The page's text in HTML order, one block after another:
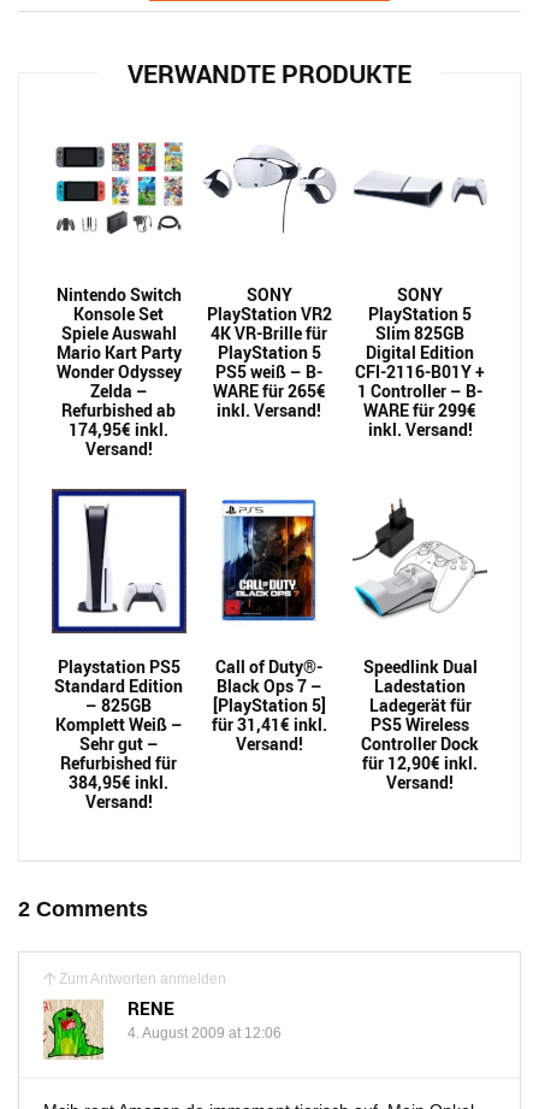
VERWANDTE PRODUKTE
Nintendo Switch
Konsole Set
Spiele Auswahl
Mario Kart Party
Wonder Odyssey
Zelda –
Refurbished ab
174,95€ inkl.
Versand!
SONY
PlayStation VR2
4K VR-Brille für
PlayStation 5
PS5 weiß – B-
WARE für 265€
inkl. Versand!
SONY
PlayStation 5
Slim 825GB
Digital Edition
CFI-2116-B01Y +
1 Controller – B-
WARE für 299€
inkl. Versand!
Playstation PS5
Standard Edition
– 825GB
Komplett Weiß –
Sehr gut –
Refurbished für
384,95€ inkl.
Versand!
Call of Duty®-
Black Ops 7 –
[PlayStation 5]
für 31,41€ inkl.
Versand!
Speedlink Dual
Ladestation
Ladegerät für
PS5 Wireless
Controller Dock
für 12,90€ inkl.
Versand!
2 Comments
Zum Antworten anmelden
RENE
4. August 2009 at 12:06